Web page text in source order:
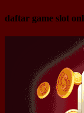
daftar game slot